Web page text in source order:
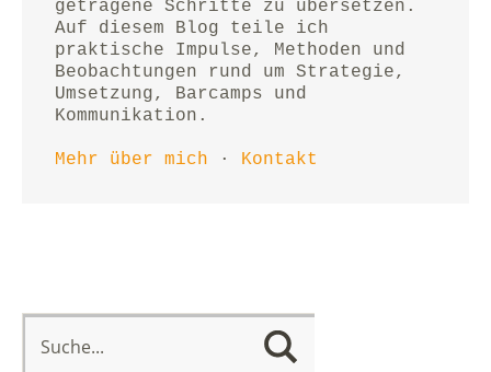
getragene Schritte zu übersetzen.
Auf diesem Blog teile ich
praktische Impulse, Methoden und
Beobachtungen rund um Strategie,
Umsetzung, Barcamps und
Kommunikation.
Mehr über mich · Kontakt